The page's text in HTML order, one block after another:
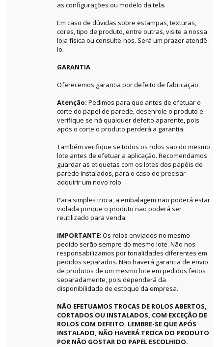
as configurações ou modelo da tela.
Em caso de dúvidas sobre estampas, texturas,
cores, tipo de produto, entre outras, visite a nossa
loja física ou consulte-nos. Será um prazer atendê-
lo.
GARANTIA
Oferecemos garantia por defeito de fabricação.
Atenção: Pedimos para que antes de efetuar o
corte do papel de parede, desenrole o produto e
verifique se há qualquer defeito aparente, pois
após o corte o produto perderá a garantia.
Também verifique se todos os rolos são do mesmo
lote antes de efetuar a aplicação. Recomendamos
guardar as etiquetas com os lotes dos papéis de
parede instalados, para o caso de precisar
adquirir um novo rolo.
Para simples troca, a embalagem não poderá estar
violada porque o produto não poderá ser
reutilizado para venda.
IMPORTANTE: Os rolos enviados no mesmo
pedido serão sempre do mesmo lote. Não nos
responsabilizamos por tonalidades diferentes em
pedidos separados. Não haverá garantia de envio
de produtos de um mesmo lote em pedidos feitos
separadamente, pois dependerá da
disponibilidade de estoque da empresa.
NÃO EFETUAMOS TROCAS DE ROLOS ABERTOS,
CORTADOS OU INSTALADOS, COM EXCEÇÃO DE
ROLOS COM DEFEITO. LEMBRE-SE QUE APÓS
INSTALADO, NÃO HAVERÁ TROCA DO PRODUTO
POR NÃO GOSTAR DO PAPEL ESCOLHIDO.